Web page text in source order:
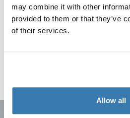
may combine it with other
provided to them or that they’ve
of their services.
Allow all
Thule SmartClamp System for TO
aluminium (selected)